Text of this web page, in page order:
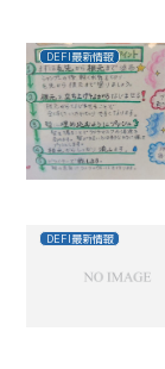
DEFI最新情報
DEFI最新情報